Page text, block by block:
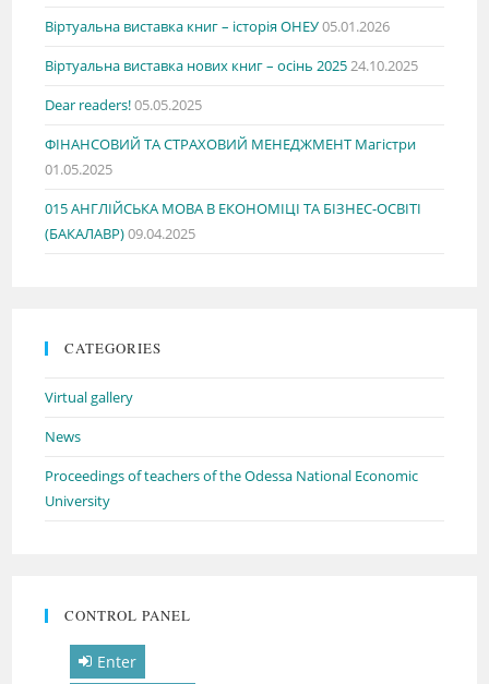
Віртуальна виставка книг – історія ОНЕУ05.01.2026
Віртуальна виставка нових книг – осінь 202524.10.2025
Dear readers!05.05.2025
ФІНАНСОВИЙ ТА СТРАХОВИЙ МЕНЕДЖМЕНТ Магістри
01.05.2025
015 АНГЛІЙСЬКА МОВА В ЕКОНОМІЦІ ТА БІЗНЕС-ОСВІТІ
(БАКАЛАВР)09.04.2025
CATEGORIES
Virtual gallery
News
Proceedings of teachers of the Odessa National Economic
University
CONTROL PANEL
Enter